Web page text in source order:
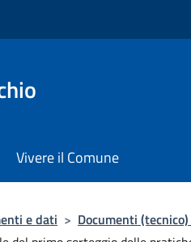
Vivere il Comune
e dati > Documenti